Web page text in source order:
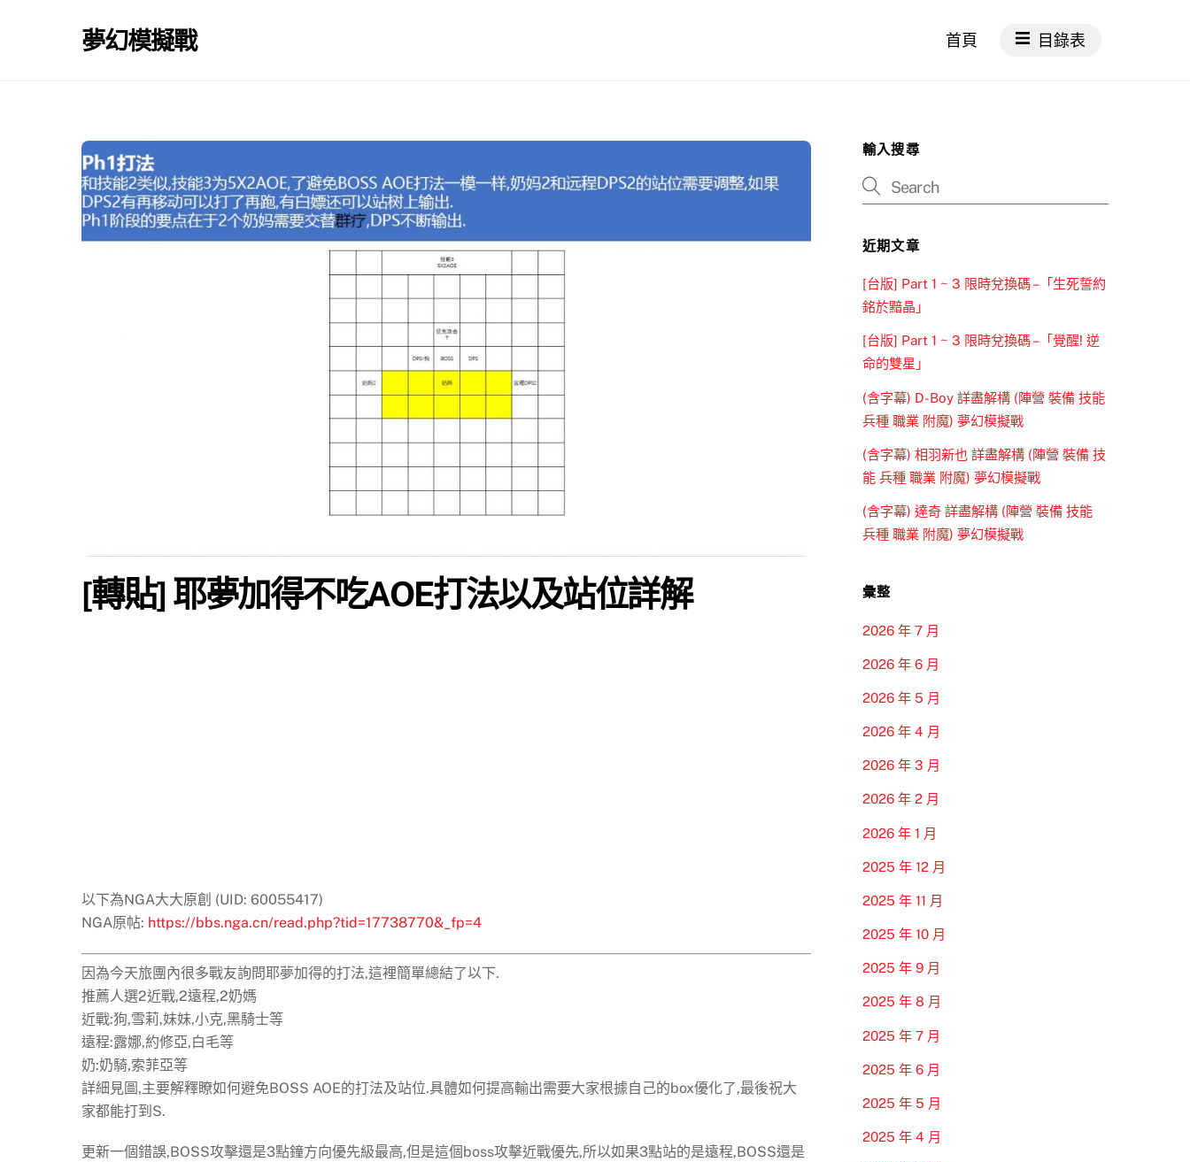
夢幻模擬戰 首頁 目錄表
[轉貼] 耶夢加得不吃AOE打法以及站位詳解
以下為NGA大大原創 (UID: 60055417)
NGA原帖: https://bbs.nga.cn/read.php?tid=17738770&_fp=4
因為今天旅團內很多戰友詢問耶夢加得的打法,這裡簡單總結了以下.
推薦人選2近戰,2遠程,2奶媽
近戰:狗,雪莉,妹妹,小克,黑騎士等
遠程:露娜,約修亞,白毛等
奶:奶騎,索菲亞等
詳細見圖,主要解釋瞭如何避免BOSS AOE的打法及站位.具體如何提高輸出需要大家根據自己的box優化了,最後祝大
家都能打到S.
更新一個錯誤,BOSS攻擊還是3點鐘方向優先級最高,但是這個boss攻擊近戰優先,所以如果3點站的是遠程,BOSS還是
輸入搜尋
近期文章
[台版] Part 1 ~ 3 限時兌換碼 –「生死誓約
銘於黯晶」
[台版] Part 1 ~ 3 限時兌換碼 –「覺醒! 逆
命的雙星」
(含字幕) D-Boy 詳盡解構 (陣營 裝備 技能
兵種 職業 附魔) 夢幻模擬戰
(含字幕) 相羽新也 詳盡解構 (陣營 裝備 技
能 兵種 職業 附魔) 夢幻模擬戰
(含字幕) 達奇 詳盡解構 (陣營 裝備 技能
兵種 職業 附魔) 夢幻模擬戰
彙整
2026 年 7 月
2026 年 6 月
2026 年 5 月
2026 年 4 月
2026 年 3 月
2026 年 2 月
2026 年 1 月
2025 年 12 月
2025 年 11 月
2025 年 10 月
2025 年 9 月
2025 年 8 月
2025 年 7 月
2025 年 6 月
2025 年 5 月
2025 年 4 月